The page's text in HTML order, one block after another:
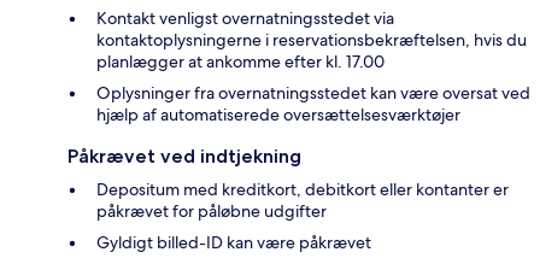
Kontakt venligst overnatningsstedet via
kontaktoplysningerne i reservationsbekræftelsen, hvis du
planlægger at ankomme efter kl. 17.00
Oplysninger fra overnatningsstedet kan være oversat ved
hjælp af automatiserede oversættelsesværktøjer
Påkrævet ved indtjekning
Depositum med kreditkort, debitkort eller kontanter er
påkrævet for påløbne udgifter
Gyldigt billed-ID kan være påkrævet